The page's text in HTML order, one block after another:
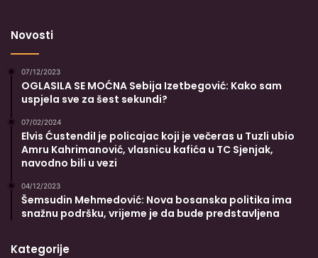
Novosti
07/12/2023
OGLASILA SE MOĆNA Sebija Izetbegović: Kako sam
uspjela sve za šest sekundi?
07/02/2024
Elvis Ćustendil je policajac koji je večeras u Tuzli ubio
Amru Kahrimanović, vlasnicu kafića u TC Sjenjak,
navodno bili u vezi
04/12/2023
Šemsudin Mehmedović: Nova bosanska politika ima
snažnu podršku, vrijeme je da bude predstavljena
Kategorije